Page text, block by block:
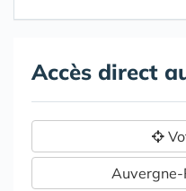
Accès direct